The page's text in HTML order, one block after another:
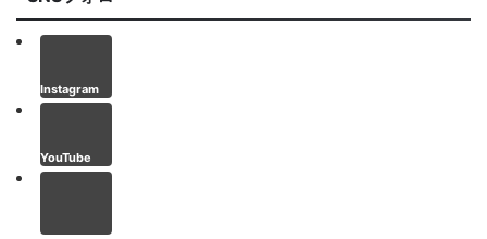
Twitter
Instagram
YouTube